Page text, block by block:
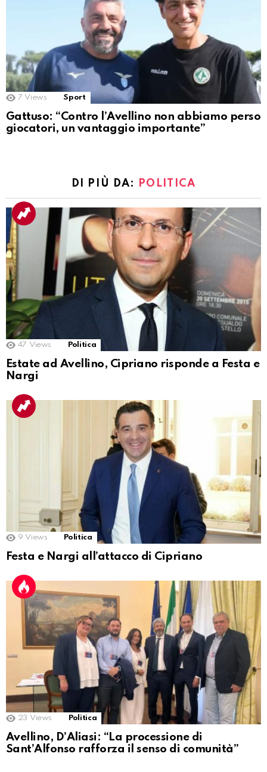
7 Views Sport
Gattuso: “Contro l’Avellino non abbiamo perso
giocatori, un vantaggio importante”
DI PIÙ DA: POLITICA
47 Views Politica
Estate ad Avellino, Cipriano risponde a Festa e
Nargi
9 Views Politica
Festa e Nargi all’attacco di Cipriano
23 Views Politica
Avellino, D’Aliasi: “La processione di
Sant’Alfonso rafforza il senso di comunità”